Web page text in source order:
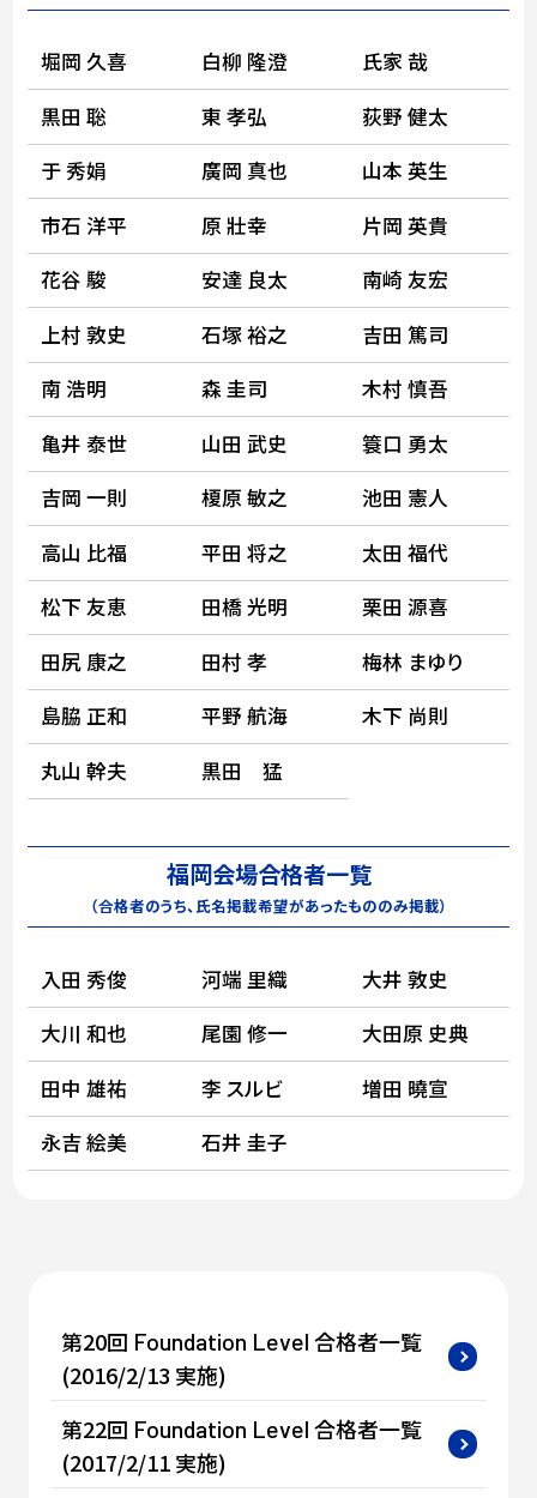
堀岡 久喜 白柳 隆澄
氏家 哉
黒田 聡
東 孝弘
荻野 健太
于 秀娟
廣岡 真也
山本 英生
市石 洋平
原 壯幸
片岡 英貴
花谷 駿
安達 良太
南崎 友宏
上村 敦史
石塚 裕之
吉田 篤司
南 浩明
森 圭司
木村 慎吾
亀井 泰世
山田 武史
簑口 勇太
吉岡 一則
榎原 敏之
池田 憲人
高山 比福
平田 将之
太田 福代
松下 友恵
田橋 光明
栗田 源喜
田尻 康之
田村 孝
梅林 まゆり
島脇 正和
平野 航海
木下 尚則
丸山 幹夫
黒田 猛
福岡会場合格者一覧
（合格者のうち、氏名掲載希望があったもののみ掲載）
入田 秀俊 河端 里織
大井 敦史
大川 和也
尾園 修一
大田原 史典
田中 雄祐
李 スルビ
増田 曉宣
永吉 絵美
石井 圭子
第20回 Foundation Level 合格者一覧
(2016/2/13 実施)
第22回 Foundation Level 合格者一覧
(2017/2/11 実施)